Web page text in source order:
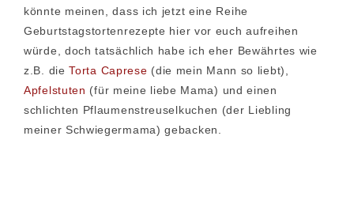
könnte meinen, dass ich jetzt eine Reihe
Geburtstagstortenrezepte hier vor euch aufreihen
würde, doch tatsächlich habe ich eher Bewährtes wie
z.B. dieTorta Caprese (die mein Mann so liebt),
Apfelstuten (für meine liebe Mama) und einen
schlichten Pflaumenstreuselkuchen (der Liebling
meiner Schwiegermama) gebacken.